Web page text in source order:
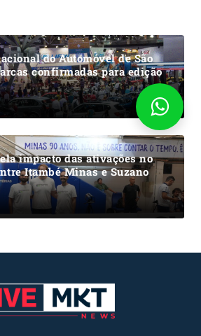
do Automóvel de São
confirmadas para edição
impacto das ativações no
Itambé Minas e Suzano